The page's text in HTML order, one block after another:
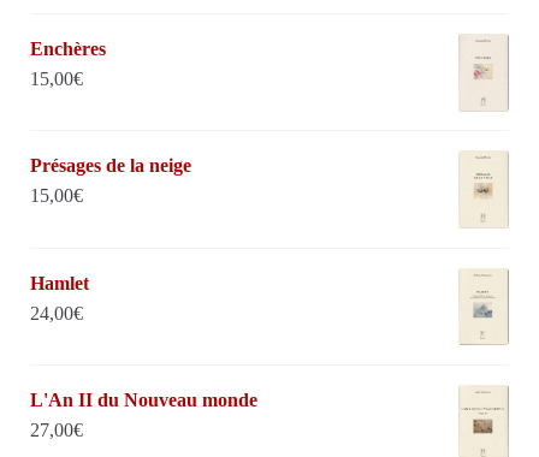
Enchères
15,00€
Présages de la neige
15,00€
Hamlet
24,00€
L'An II du Nouveau monde
27,00€